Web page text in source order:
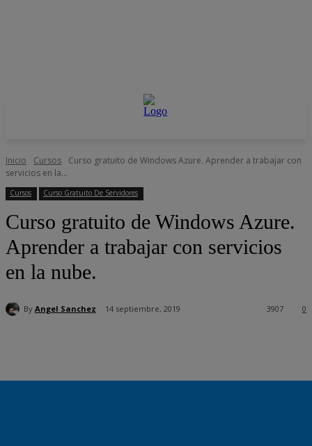
Inicio Cursos
Curso gratuito de Windows Azure. Aprender a trabajar con
servicios en la...
Cursos Curso Gratuito De Servidores
Curso gratuito de Windows Azure.
Aprender a trabajar con servicios
en la nube.
By Angel Sanchez 14 septiembre, 2019 0
3907